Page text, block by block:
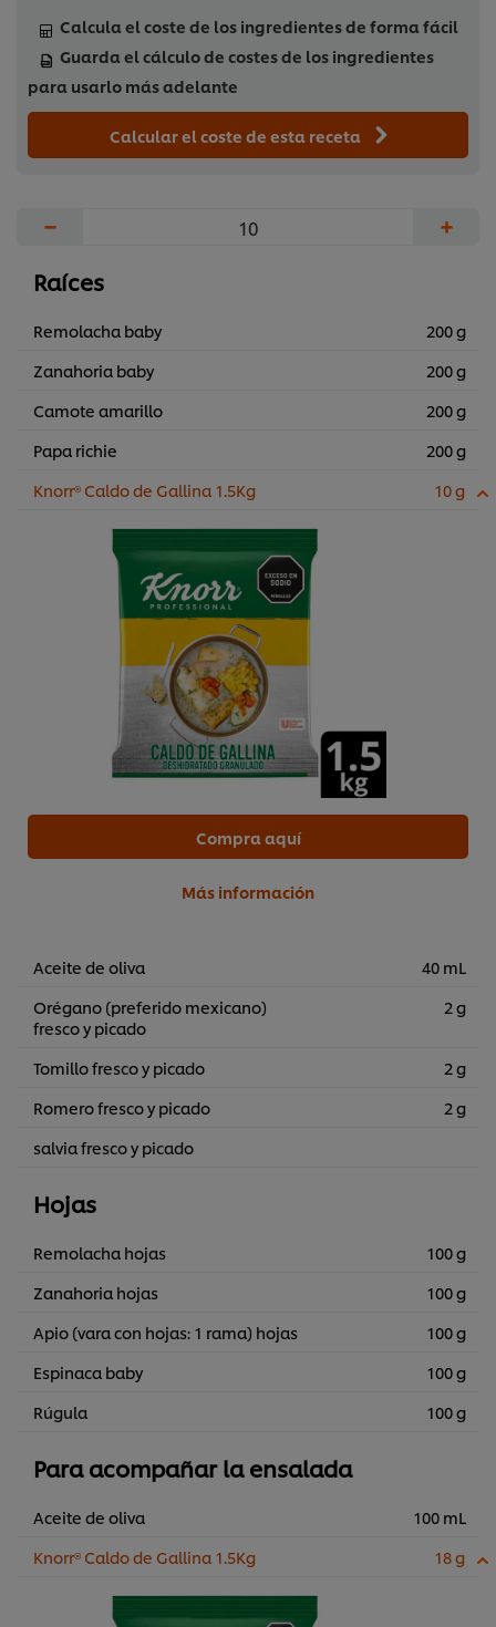
Calcula el coste de los ingredientes de forma fácil
Guarda el cálculo de costes de los ingredientes
para usarlo más adelante
Calcular el coste de esta receta
− +
Raíces
Remolacha baby
200 g
Zanahoria baby
200 g
Camote amarillo
200 g
Papa richie
200 g
Knorr® Caldo de Gallina 1.5Kg
10 g
Compra aquí
Más información
Aceite de oliva
40 mL
Orégano (preferido mexicano)
fresco y picado
2 g
Tomillo fresco y picado
2 g
Romero fresco y picado
2 g
salvia fresco y picado
Hojas
Remolacha hojas
100 g
Zanahoria hojas
100 g
Apio (vara con hojas: 1 rama) hojas
100 g
Espinaca baby
100 g
Rúgula
100 g
Para acompañar la ensalada
Aceite de oliva
100 mL
Knorr® Caldo de Gallina 1.5Kg
18 g